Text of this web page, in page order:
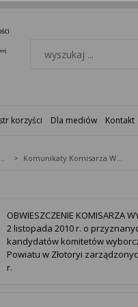
korzyści Dla mediów Kontakt
Wybory samorządowe w 2010&nbsp;r. Komunikaty Komisarza Wyborczego
OBWIESZCZENIE KOMISARZA
2 listopada 2010 r. o
kandydatów komitetów
Powiatu w Złotoryi
r.